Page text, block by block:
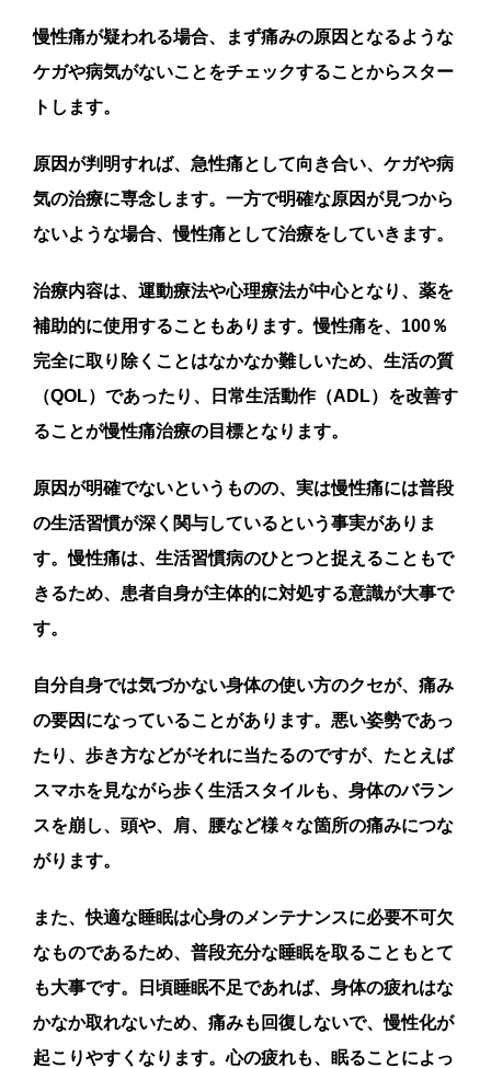
慢性痛が疑われる場合、まず痛みの原因となるような
ケガや病気がないことをチェックすることからスター
トします。
原因が判明すれば、急性痛として向き合い、ケガや病
気の治療に専念します。一方で明確な原因が見つから
ないような場合、慢性痛として治療をしていきます。
治療内容は、運動療法や心理療法が中心となり、薬を
補助的に使用することもあります。慢性痛を、100％
完全に取り除くことはなかなか難しいため、生活の質
（QOL）であったり、日常生活動作（ADL）を改善す
ることが慢性痛治療の目標となります。
原因が明確でないというものの、実は慢性痛には普段
の生活習慣が深く関与しているという事実がありま
す。慢性痛は、生活習慣病のひとつと捉えることもで
きるため、患者自身が主体的に対処する意識が大事で
す。
自分自身では気づかない身体の使い方のクセが、痛み
の要因になっていることがあります。悪い姿勢であっ
たり、歩き方などがそれに当たるのですが、たとえば
スマホを見ながら歩く生活スタイルも、身体のバラン
スを崩し、頭や、肩、腰など様々な箇所の痛みにつな
がります。
また、快適な睡眠は心身のメンテナンスに必要不可欠
なものであるため、普段充分な睡眠を取ることもとて
も大事です。日頃睡眠不足であれば、身体の疲れはな
かなか取れないため、痛みも回復しないで、慢性化が
起こりやすくなります。心の疲れも、眠ることによっ